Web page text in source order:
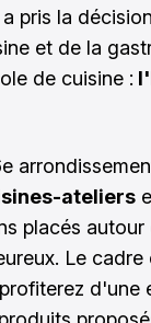
pris la
et de la
de cuisine :
ateliers
placés
Le
d'une